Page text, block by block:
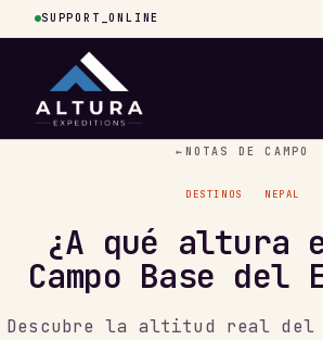
SUPPORT_ONLINE
← NOTAS DE CAMPO
DESTINOS NEPAL
¿A qué altura
Campo Base del
Descubre la altitud real del